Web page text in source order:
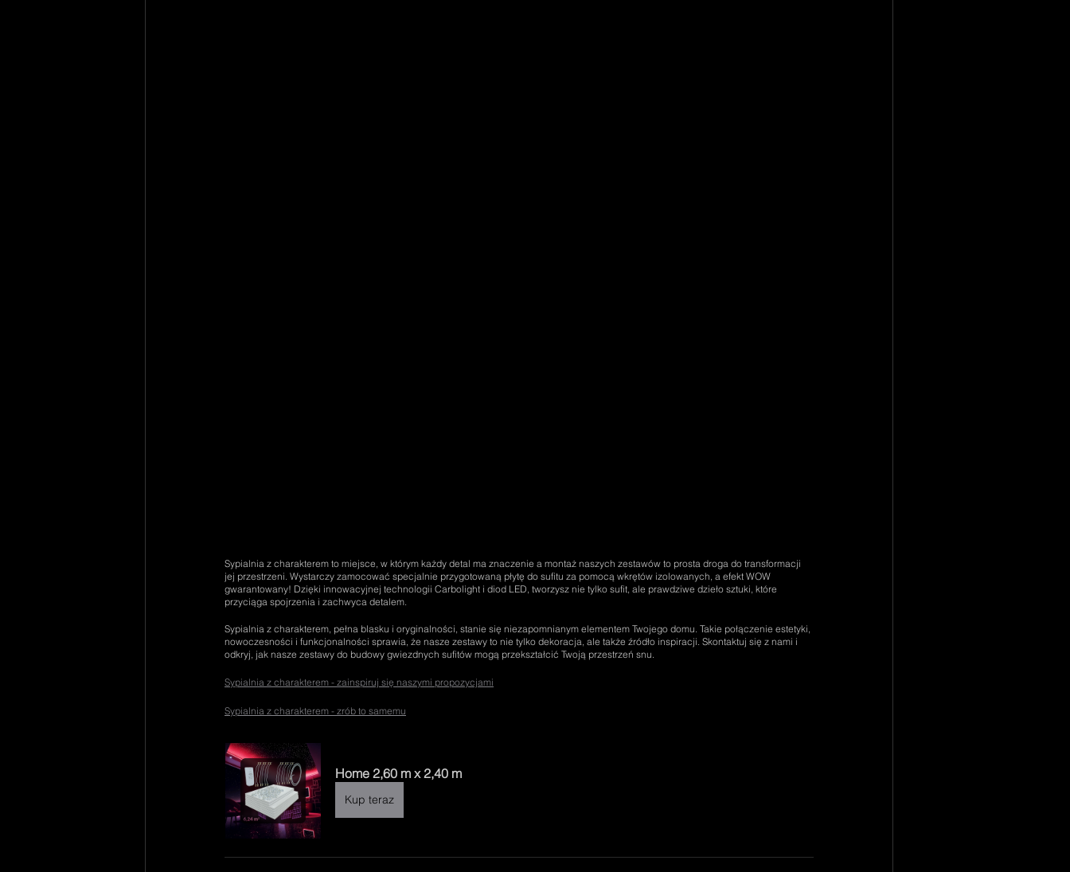
Sypialnia z charakterem to miejsce, w którym każdy detal ma znaczenie a montaż naszych zestawów to prosta droga do transformacji
jej przestrzeni. Wystarczy zamocować specjalnie przygotowaną płytę do sufitu za pomocą wkrętów izolowanych, a efekt WOW
gwarantowany! Dzięki innowacyjnej technologii Carbolight i diod LED, tworzysz nie tylko sufit, ale prawdziwe dzieło sztuki, które
przyciąga spojrzenia i zachwyca detalem.
Sypialnia z charakterem, pełna blasku i oryginalności, stanie się niezapomnianym elementem Twojego domu. Takie połączenie estetyki,
nowoczesności i funkcjonalności sprawia, że nasze zestawy to nie tylko dekoracja, ale także źródło inspiracji. Skontaktuj się z nami i
odkryj, jak nasze zestawy do budowy gwiezdnych sufitów mogą przekształcić Twoją przestrzeń snu.
Sypialnia z charakterem - zainspiruj się naszymi propozycjami
Sypialnia z charakterem - zrób to samemu
Home 2,60 m x 2,40 m
Kup teraz